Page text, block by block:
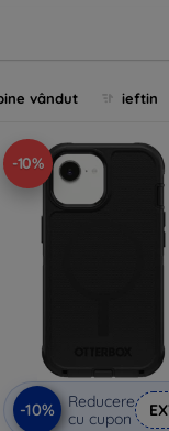
vândut ieftin
-10%
-10%
Reducere
cu cupon